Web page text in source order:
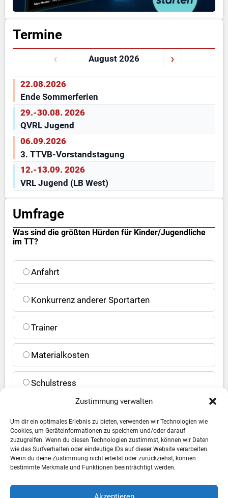
Zustimmung verwalten
Um dir ein optimales Erlebnis zu bieten, verwenden wir Technologien wie
Cookies, um Geräteinformationen zu speichern und/oder darauf
zuzugreifen. Wenn du diesen Technologien zustimmst, können wir Daten
wie das Surfverhalten oder eindeutige IDs auf dieser Website verarbeiten.
Wenn du deine Zustimmung nicht erteilst oder zurückziehst, können
bestimmte Merkmale und Funktionen beeinträchtigt werden.
Termine
‹
August 2026 ›
22.08.2026
Ende Sommerferien
29.-30.08. 2026
QVRL Jugend
06.09.2026
3. TTVB-Vorstandstagung
12.-13.09. 2026
VRL Jugend (LB West)
Umfrage
Was sind die größten Hürden für Kinder/Jugendliche
im TT?
Antwort auswählen
Anfahrt
Konkurrenz anderer Sportarten
Trainer
Materialkosten
Schulstress
Jetzt abstimmen
Ergebnisse anzeigen